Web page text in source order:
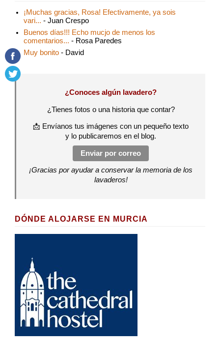
¡Muchas gracias, Rosa! Efectivamente, ya sois
vari... - Juan Crespo
Buenos días!!! Echo mucjo de menos los
comentarios... - Rosa Paredes
Muy bonito - David
¿Conoces algún lavadero?
¿Tienes fotos o una historia que contar?
📩 Envíanos tus imágenes con un pequeño texto
y lo publicaremos en el blog.
Enviar por correo
¡Gracias por ayudar a conservar la memoria de los
lavaderos!
DÓNDE ALOJARSE EN MURCIA